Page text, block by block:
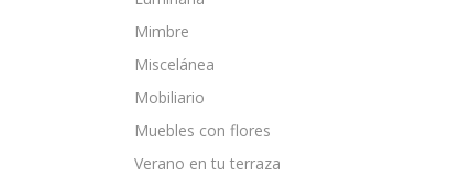
Mimbre
Miscelánea
Mobiliario
Muebles con flores
Verano en tu terraza